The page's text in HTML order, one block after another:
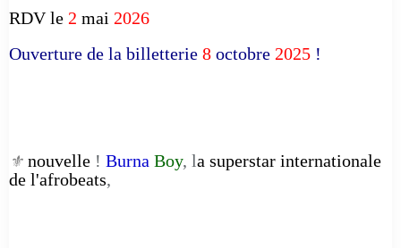
RDV le 2 mai 2026
Ouverture de la billetterie 8 octobre 2025 !
⚜️ nouvelle ! Burna Boy, la superstar internationale
de l'afrobeats,